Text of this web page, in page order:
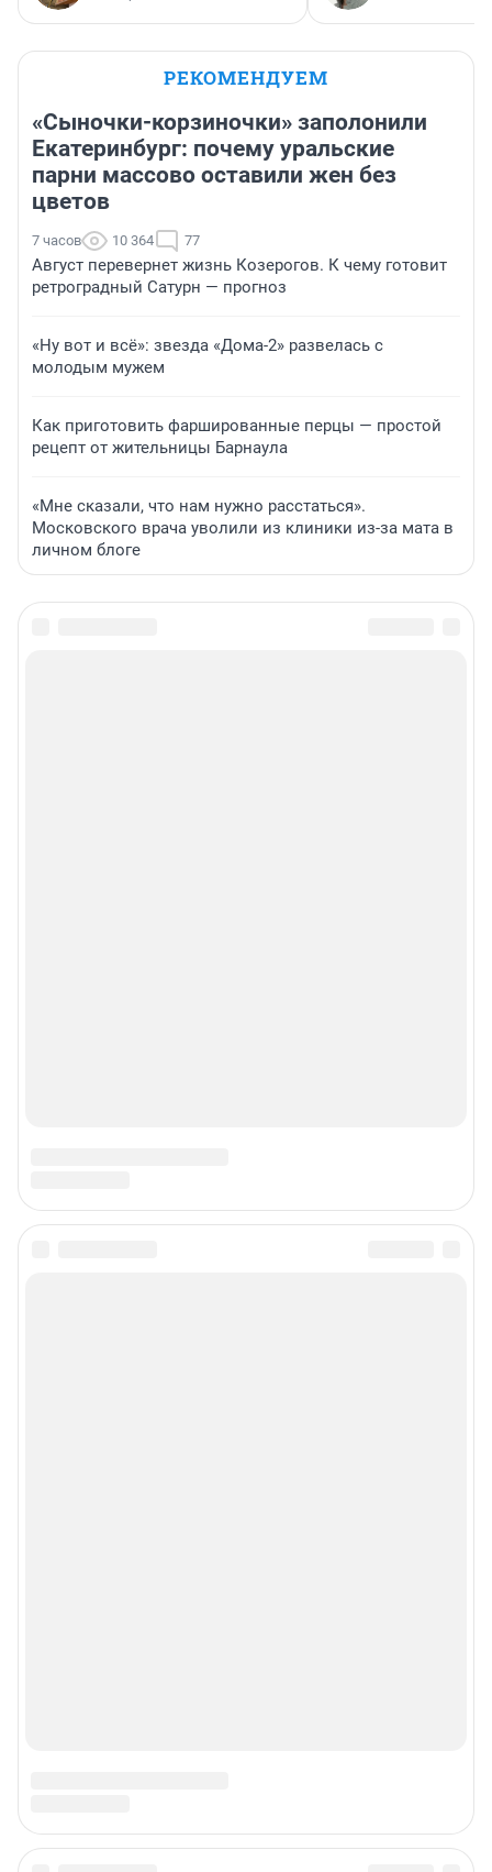
РЕКОМЕНДУЕМ
«Сыночки-корзиночки» заполонили
Екатеринбург: почему уральские
парни массово оставили жен без
цветов
7 часов 10 364 77
Август перевернет жизнь Козерогов. К чему готовит
ретроградный Сатурн — прогноз
«Ну вот и всё»: звезда «Дома-2» развелась с
молодым мужем
Как приготовить фаршированные перцы — простой
рецепт от жительницы Барнаула
«Мне сказали, что нам нужно расстаться».
Московского врача уволили из клиники из-за мата в
личном блоге